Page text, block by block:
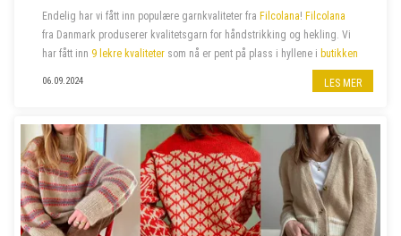
Endelig har vi fått inn populære garnkvaliteter fra Filcolana! Filcolana
fra Danmark produserer kvalitetsgarn for håndstrikking og hekling. Vi
har fått inn 9 lekre kvaliteter som nå er pent på plass i hyllene i butikken
06.09.2024 LES MER